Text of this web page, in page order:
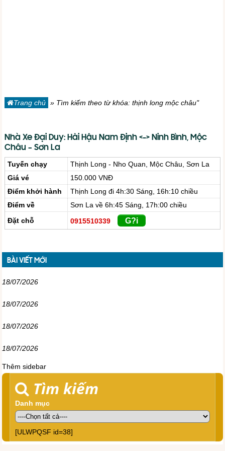
Trang chủ » Tìm kiếm theo từ khóa: thịnh long mộc châu"
Nhà Xe Đại Duy: Hải Hậu Nam Định <-> Ninh Bình, Mộc
Châu – Sơn La
Tuyến chạy
Thịnh Long - Nho Quan, Mộc Châu, Sơn La
Giá vé
150.000 VNĐ
Điểm khởi hành
Thịnh Long đi 4h:30 Sáng, 16h:10 chiều
Điểm về
Sơn La về 6h:45 Sáng, 17h:00 chiều
Đặt chỗ
0915510339 G?i
BÀI VIẾT MỚI
18/07/2026
18/07/2026
18/07/2026
18/07/2026
Thêm sidebar
Tìm kiếm
Danh mục
[ULWPQSF id=38]